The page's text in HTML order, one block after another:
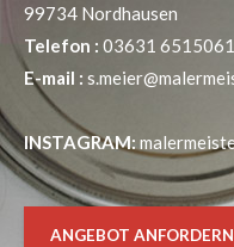
99734 Nordhausen
Telefon : 03631 6515061
E-mail :
INSTAGRAM:
ANGEBOT ANFORDERN